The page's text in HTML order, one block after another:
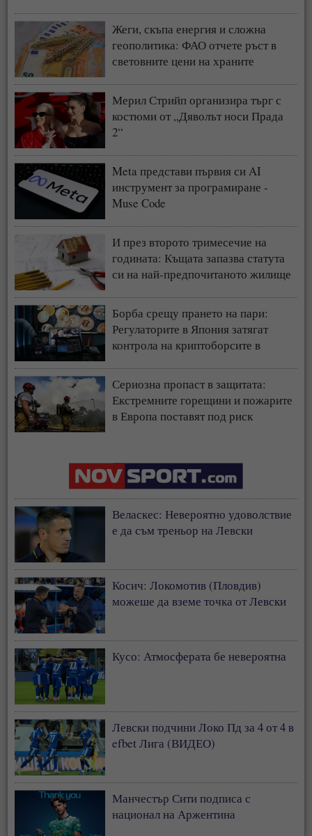
Жеги, скъпа енергия и сложна
геополитика: ФАО отчете ръст в
световните цени на храните
Мерил Стрийп организира търг с
костюми от „Дяволът носи Прада
2“
Meta представи първия си AI
инструмент за програмиране -
Muse Code
И през второто тримесечие на
годината: Къщата запазва статута
си на най-предпочитаното жилище
Борба срещу прането на пари:
Регулаторите в Япония затягат
контрола на криптоборсите в
Сериозна пропаст в защитата:
Екстремните горещини и пожарите
в Европа поставят под риск
Веласкес: Невероятно удоволствие
е да съм треньор на Левски
Косич: Локомотив (Пловдив)
можеше да вземе точка от Левски
Кусо: Атмосферата бе невероятна
Левски подчини Локо Пд за 4 от 4 в
efbet Лига (ВИДЕО)
Манчестър Сити подписа с
национал на Аржентина